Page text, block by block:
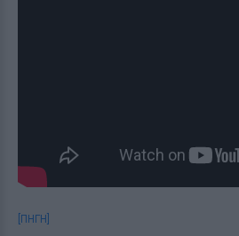
[ΠΗΓΗ]